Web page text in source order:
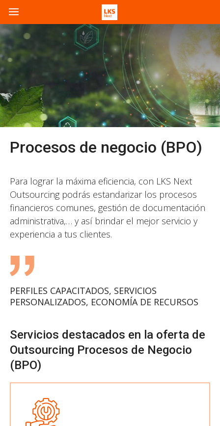
Procesos de negocio (BPO)
Para lograr la máxima eficiencia, con LKS Next
Outsourcing podrás estandarizar los procesos
financieros comunes, gestión de documentación
administrativa,… y así brindar el mejor servicio y
experiencia a tus clientes.
PERFILES CAPACITADOS, SERVICIOS
PERSONALIZADOS, ECONOMÍA DE RECURSOS
Servicios destacados en la oferta de
Outsourcing Procesos de Negocio
(BPO)